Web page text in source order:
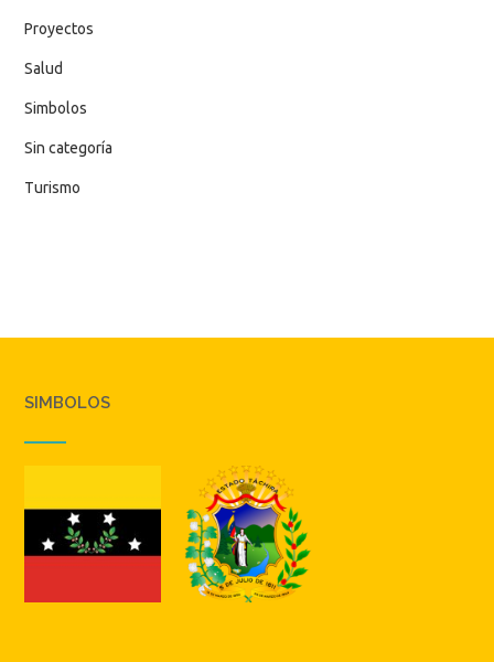
Proyectos
Salud
Simbolos
Sin categoría
Turismo
SIMBOLOS